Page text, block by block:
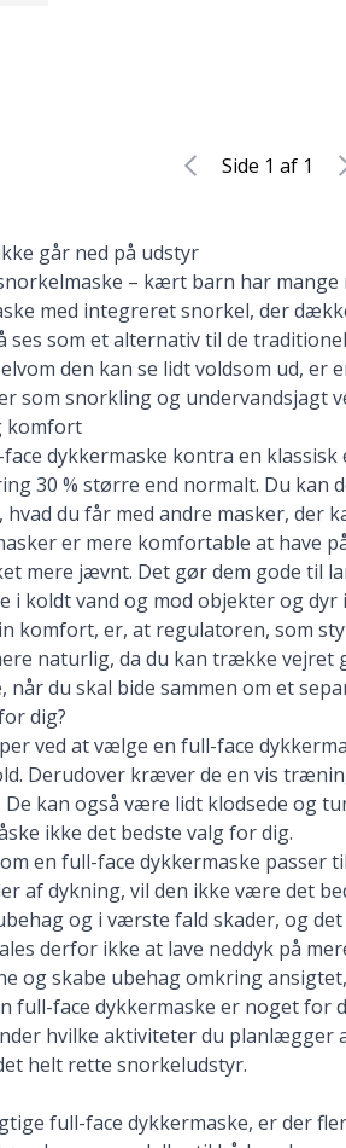
Side 1 af 1
går ned på udstyr
– kært barn har
med integreret snorkel, der
ses som et alternativ til de
den kan se lidt voldsom ud,
som snorkling og undervandsjagt
komfort
dykkermaske kontra en
30 % større end normalt. Du kan
du får med andre masker,
er mere komfortable at have
mere jævnt. Det gør dem gode til
i koldt vand og mod objekter og dyr
komfort, er, at regulatoren, som
naturlig, da du kan trække vejret
du skal bide sammen om et
dig?
ved at vælge en full-face
Derudover kræver de en vis
kan også være lidt klodsede og
ikke det bedste valg for dig.
en full-face dykkermaske
af dykning, vil den ikke være det
og i værste fald skader, og
derfor ikke at lave neddyk på
og skabe ubehag omkring
full-face dykkermaske er noget for
hvilke aktiviteter du
helt rette snorkeludstyr.
full-face dykkermaske, er der